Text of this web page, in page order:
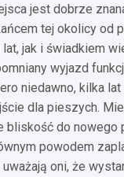
jest dobrze
tej okolicy od
jak i świadkiem
wyjazd
niedawno, kilka lat
dla pieszych.
bliskość do nowego
powodem
oni, że